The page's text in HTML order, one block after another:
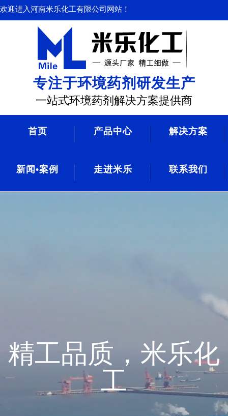
欢迎进入河南米乐化工有限公司网站！
专注于环境药剂研发生产
一站式环境药剂解决方案提供商
首页 产品中心 解决方案
新闻•案例 走进米乐 联系我们
精工品质，米乐化
工